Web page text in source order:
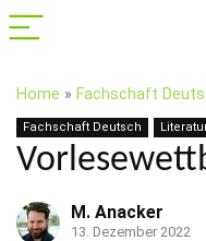
Home » Fachschaft
Fachschaft Deutsch
M. Anacker
13. Dezember 2022